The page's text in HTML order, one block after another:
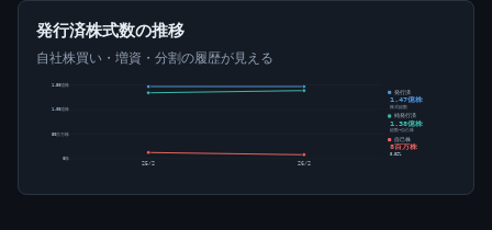
発行済株式数の推移
自社株買い・増資・分割の履歴が見える
0株
50百万株
1.00億株
1.50億株
25/2 26/2
発行済
1.47億株
株式総数
純発行済
1.38億株
総数-自己株
自己株
8百万株
5.52%